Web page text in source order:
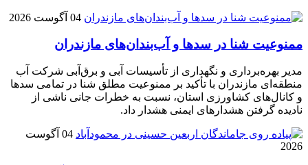
04 آگوست 2026
ممنوعیت شنا در سدها و آب‌بندان‌‌های مازندران
مدیر بهره‌برداری و نگهداری از تأسیسات آبی و برق‌آبی شرکت آب
منطقه‌ای مازندران با تأکید بر ممنوعیت مطلق شنا در تمامی سدها
و کانال‌های کشاورزی استان، نسبت به خطرات جانی ناشی از
نادیده گرفتن هشدارهای ایمنی هشدار داد.
04 آگوست
2026